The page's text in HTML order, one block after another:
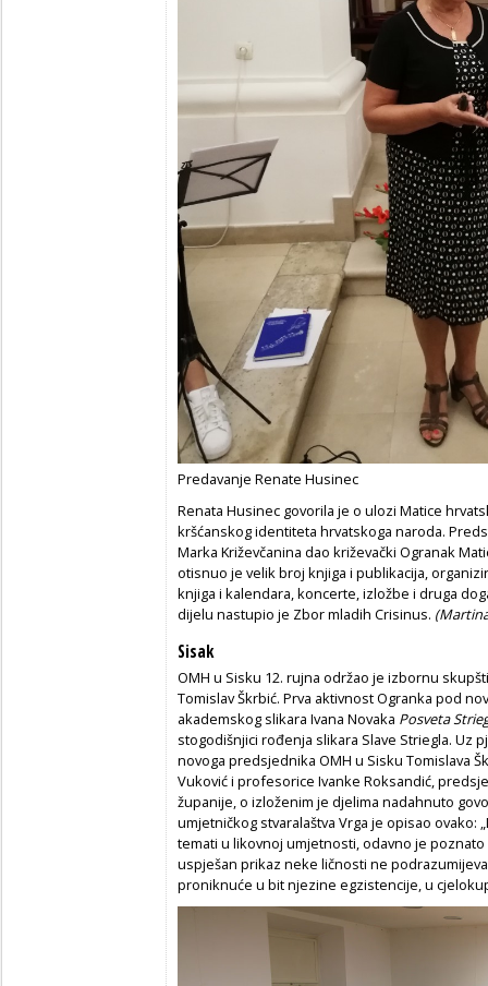
Predavanje Renate Husinec
Renata Husinec govorila je o ulozi Matice
kršćanskog identiteta hrvatskoga naroda.
Marka Križevčanina dao križevački Ogranak
otisnuo je velik broj knjiga i publikacija,
knjiga i kalendara, koncerte, izložbe i druga
dijelu nastupio je Zbor mladih Crisinus.
Sisak
OMH u Sisku 12. rujna održao je izbornu
Tomislav Škrbić. Prva aktivnost Ogranka pod
akademskog slikara Ivana Novaka Posveta
stogodišnjici rođenja slikara Slave Striegla. Uz
novoga predsjednika OMH u Sisku Tomislava
Vuković i profesorice Ivanke Roksandić,
županije, o izloženim je djelima nadahnuto
umjetničkog stvaralaštva Vrga je opisao
temati u likovnoj umjetnosti, odavno je poznato
uspješan prikaz neke ličnosti ne
proniknuće u bit njezine egzistencije, u